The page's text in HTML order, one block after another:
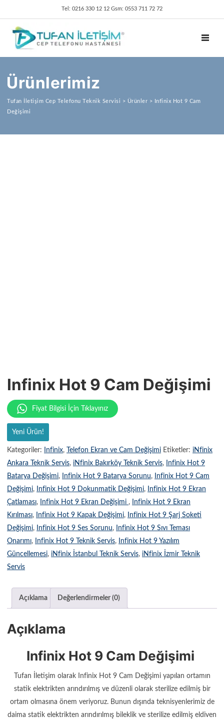
Tel: 0216 330 12 12 Gsm: 0553 711 72 72
Ürünlerimiz
Tufan İletişim Cep Telefonu Teknik Servisi > Ürünler >
Infinix Hot 9 Cam
Değişimi
Infinix Hot 9 Cam Değişimi
Fiyat Bilgisi İçin Tıklayınız
Yeni Ürün!
Kategoriler: Infinix, Telefon Ekran ve Cam Değişimi Etiketler: iNfinix
Ankara Teknik Servis, iNfinix Bakırköy Teknik Servis,
Infinix Hot 9
Batarya Değişimi, Infinix Hot 9 Batarya Sorunu,
Infinix Hot 9 Cam
Değişimi, Infinix Hot 9 Dokunmatik Değişimi,
Infinix Hot 9 Ekran
Çatlaması, Infinix Hot 9 Ekran Değişimi ,
Infinix Hot 9 Ekran
Kırılması, Infinix Hot 9 Kapak Değişimi,
Infinix Hot 9 Şarj Soketi
Değişimi, Infinix Hot 9 Ses Sorunu,
Infinix Hot 9 Sıvı Teması
Onarımı, Infinix Hot 9 Teknik Servis,
Infinix Hot 9 Yazılım
Güncellemesi, iNfinix İstanbul Teknik Servis, iNfinix İzmir Teknik
Servis
Açıklama Değerlendirmeler (0)
Açıklama
Infinix Hot 9 Cam Değişimi
Tufan İletişim olarak Infinix Hot 9 Cam Değişimi yapılan ortamın
statik elektrikten arındırılmış ve düzenli olarak sterilize edilmiş bir
ortam olmasına önem veriyoruz. Bunun dışında teknisyenlerimiz de
daima statik elektrikten arındırılmış bileklik ve sterilize edilmiş eldiven